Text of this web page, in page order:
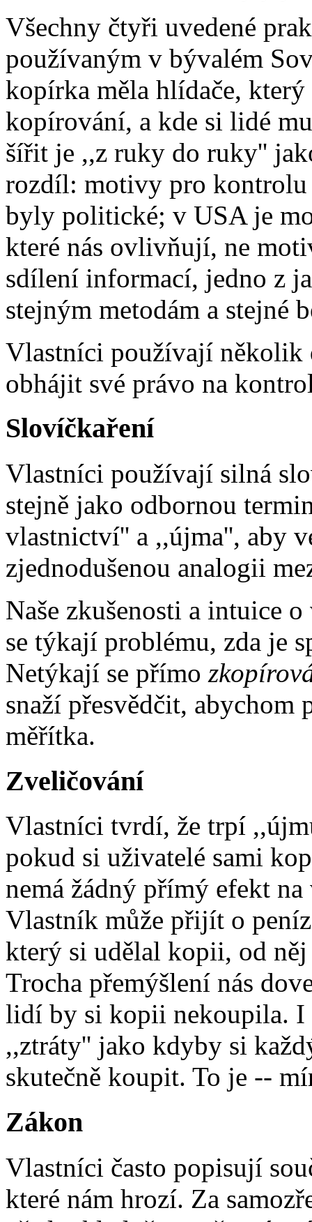
Všechny čtyři uvedené
používaným v bývalém
kopírka měla hlídače,
kopírování, a kde si lidé
šířit je ,,z ruky do ruky''
rozdíl: motivy pro kontrolu
byly politické; v USA je
které nás ovlivňují, ne
sdílení informací, jedno z
stejným metodám a stejné
Vlastníci používají několik
obhájit své právo na
Slovíčkaření
Vlastníci používají silná
stejně jako odbornou
vlastnictví'' a ,,újma'', aby
zjednodušenou analogii
Naše zkušenosti a intuice
se týkají problému, zda je
Netýkají se přímo
snaží přesvědčit,
měřítka.
Zveličování
Vlastníci tvrdí, že trpí
pokud si uživatelé sami
nemá žádný přímý efekt
Vlastník může přijít o
který si udělal kopii, od
Trocha přemýšlení nás
lidí by si kopii nekoupila. I
,,ztráty'' jako kdyby si
skutečně koupit. To je --
Zákon
Vlastníci často popisují
které nám hrozí. Za